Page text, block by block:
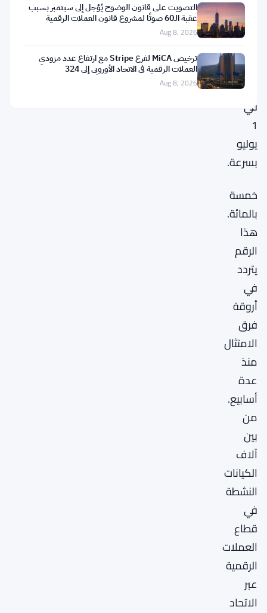
مع
اقتراب
الموعد
النهائي
في
1
يوليو
بسرعة.
خمسة
بالمائة.
هذا
الرقم
يتردد
في
أروقة
فرق
الامتثال
منذ
عدة
أسابيع.
من
بين
آلاف
الكيانات
النشطة
في
قطاع
العملات
الرقمية
عبر
الاتحاد
التصويت على قانون الوضوح يُؤجل إلى سبتمبر بسبب
عقبة الـ60 صوتًا لمشروع قانون العملات الرقمية
Aug 8, 2026
ترخيص MiCA لفرع Stripe مع ارتفاع عدد مزودي
العملات الرقمية في الاتحاد الأوروبي إلى 324
Aug 8, 2026